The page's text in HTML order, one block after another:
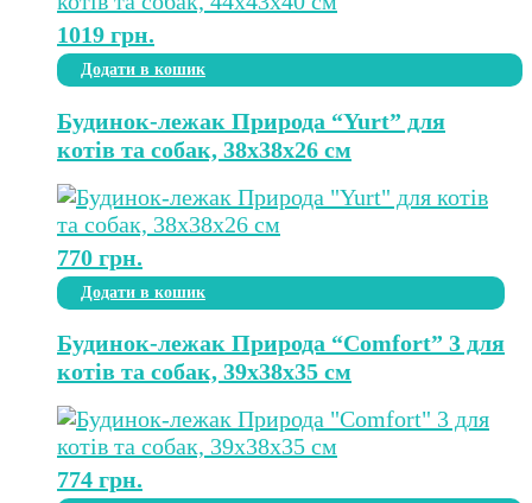
1019 грн.
Додати в кошик
Будинок-лежак Природа “Yurt” для
котів та собак, 38х38х26 см
770 грн.
Додати в кошик
Будинок-лежак Природа “Comfort” 3 для
котів та собак, 39х38х35 см
774 грн.